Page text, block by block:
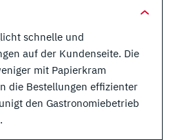
schnelle und
auf der Kundenseite. Die
mit Papierkram
die Bestellungen effizienter
den Gastronomiebetrieb